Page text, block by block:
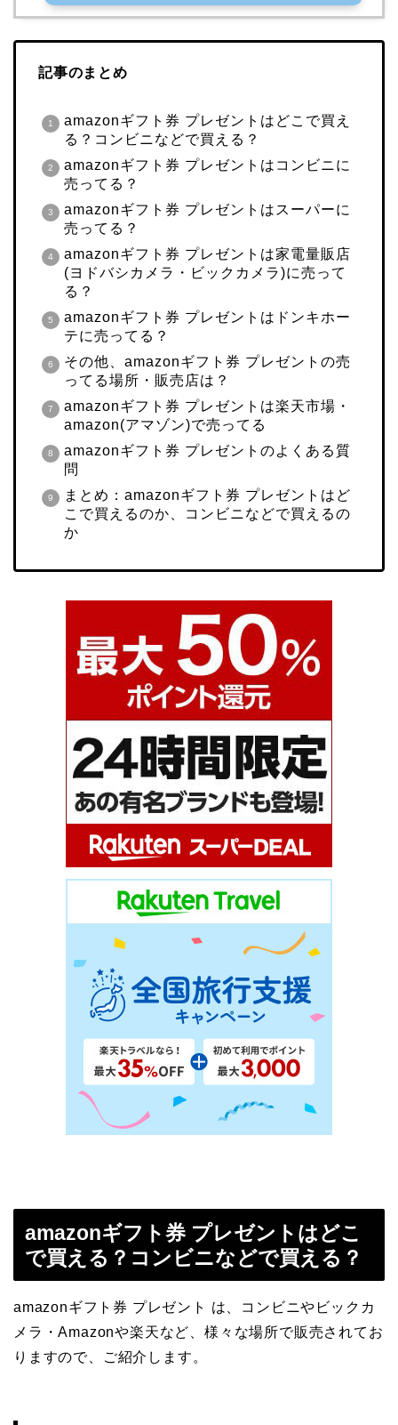
記事のまとめ
amazonギフト券 プレゼントはどこで買え
る？コンビニなどで買える？
amazonギフト券 プレゼントはコンビニに
売ってる？
amazonギフト券 プレゼントはスーパーに
売ってる？
amazonギフト券 プレゼントは家電量販店
(ヨドバシカメラ・ビックカメラ)に売って
る？
amazonギフト券 プレゼントはドンキホー
テに売ってる？
その他、amazonギフト券 プレゼントの売
ってる場所・販売店は？
amazonギフト券 プレゼントは楽天市場・
amazon(アマゾン)で売ってる
amazonギフト券 プレゼントのよくある質
問
まとめ：amazonギフト券 プレゼントはど
こで買えるのか、コンビニなどで買えるの
か
amazonギフト券 プレゼントはどこ
で買える？コンビニなどで買える？
amazonギフト券 プレゼント は、コンビニやビックカ
メラ・Amazonや楽天など、様々な場所で販売されてお
りますので、ご紹介します。